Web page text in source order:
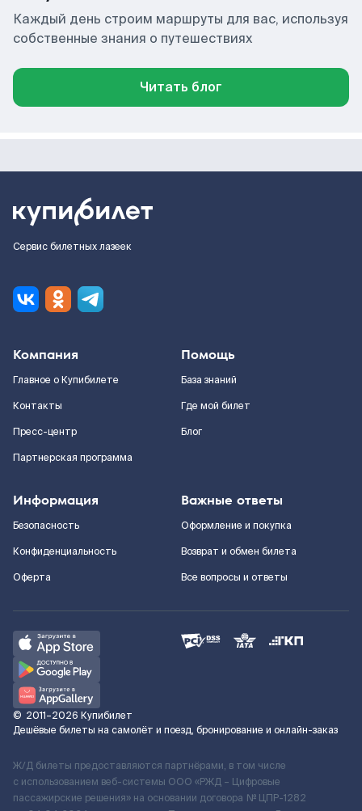
Каждый день строим маршруты для вас, используя
собственные знания о путешествиях
Читать блог
Сервис билетных лазеек
Компания
Главное о Купибилете
Контакты
Пресс-центр
Партнерская программа
Помощь
База знаний
Где мой билет
Блог
Информация
Безопасность
Конфиденциальность
Оферта
Важные ответы
Оформление и покупка
Возврат и обмен билета
Все вопросы и ответы
© 2011–2026 Купибилет
Дешёвые билеты на самолёт и поезд, бронирование и онлайн-заказ
Ж/Д билеты предоставляются партнёрами, в том числе
с использованием веб-системы ООО «РЖД – Цифровые
пассажирские решения» на основании договора № ЦПР-1282